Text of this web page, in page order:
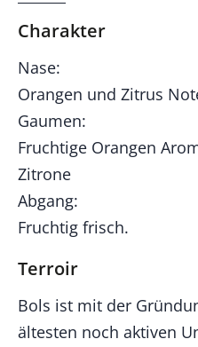
Charakter
Nase:
Orangen und Zitrus
Gaumen:
Fruchtige Orangen
Zitrone
Abgang:
Fruchtig frisch.
Terroir
Bols ist mit der
ältesten noch aktiven